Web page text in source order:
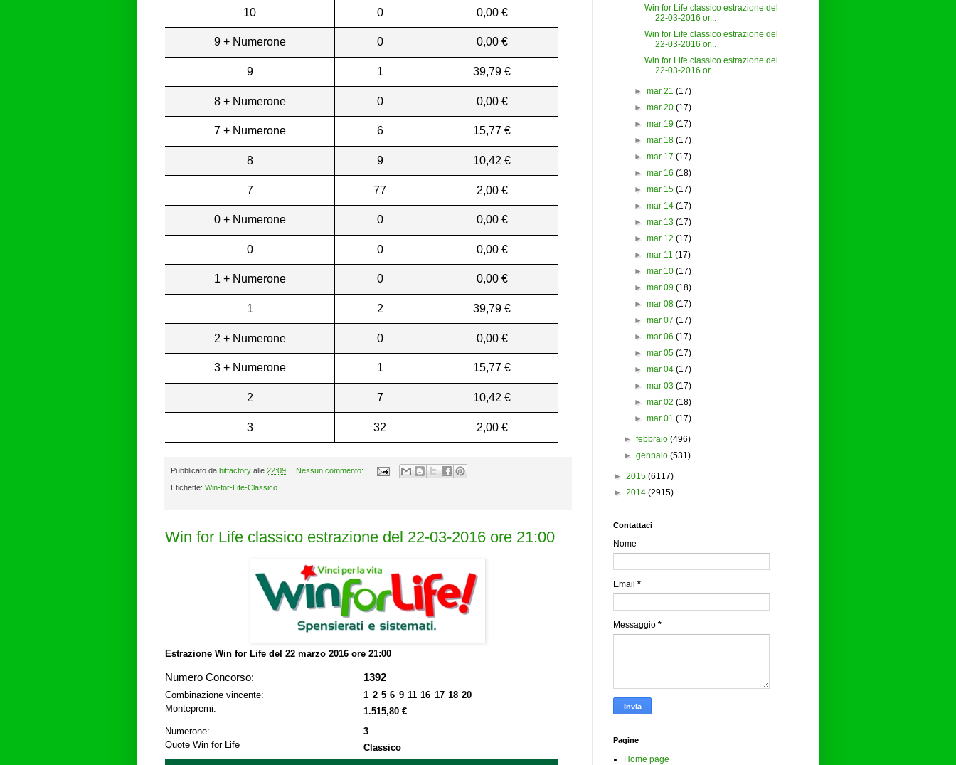
10 0 0,00 €
9 + Numerone 0 0,00 €
9 1 39,79 €
8 + Numerone 0 0,00 €
7 + Numerone 6 15,77 €
8 9 10,42 €
7 77 2,00 €
0 + Numerone 0 0,00 €
0 0 0,00 €
1 + Numerone 0 0,00 €
1 2 39,79 €
2 + Numerone 0 0,00 €
3 + Numerone 1 15,77 €
2 7 10,42 €
3 32 2,00 €
Pubblicato da bitfactory alle 22:09 Nessun commento:
Etichette: Win-for-Life-Classico
Win for Life classico estrazione del 22-03-2016 ore 21:00
Estrazione Win for Life del 22 marzo 2016 ore 21:00
Numero Concorso: 1392
Combinazione vincente:
1 2 5 6 9 11 16 17 18 20
Montepremi:
1.515,80 €
Numerone:
3
Quote Win for Life
Classico
Win for Life classico estrazione del
22-03-2016 or...
Win for Life classico estrazione del
22-03-2016 or...
Win for Life classico estrazione del
22-03-2016 or...
► mar 21 (17)
► mar 20 (17)
► mar 19 (17)
► mar 18 (17)
► mar 17 (17)
► mar 16 (18)
► mar 15 (17)
► mar 14 (17)
► mar 13 (17)
► mar 12 (17)
► mar 11 (17)
► mar 10 (17)
► mar 09 (18)
► mar 08 (17)
► mar 07 (17)
► mar 06 (17)
► mar 05 (17)
► mar 04 (17)
► mar 03 (17)
► mar 02 (18)
► mar 01 (17)
►febbraio (496)
►gennaio (531)
► 2015 (6117)
► 2014 (2915)
Contattaci
Nome
Email *
Messaggio *
Pagine
Home page